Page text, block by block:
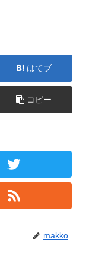
はてブ
コピー
makko